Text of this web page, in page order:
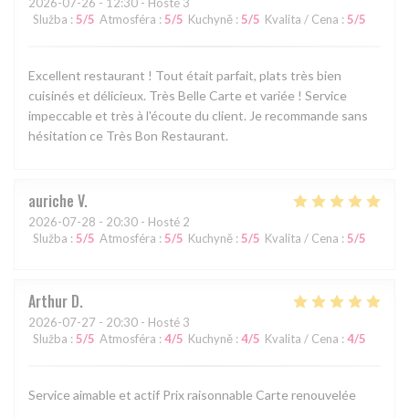
Služba : 5/5 Atmosféra : 5/5 Kuchyně : 5/5 Kvalita / Cena : 5/5
Excellent restaurant ! Tout était parfait, plats très bien
cuisinés et délicieux. Très Belle Carte et variée ! Service
impeccable et très à l'écoute du client. Je recommande sans
hésitation ce Très Bon Restaurant.
auriche V
2026-07-28 - 20:30 - Hosté 2
Služba : 5/5 Atmosféra : 5/5 Kuchyně : 5/5 Kvalita / Cena : 5/5
Arthur D
2026-07-27 - 20:30 - Hosté 3
Služba : 5/5 Atmosféra : 4/5 Kuchyně : 4/5 Kvalita / Cena : 4/5
Service aimable et actif Prix raisonnable Carte renouvelée